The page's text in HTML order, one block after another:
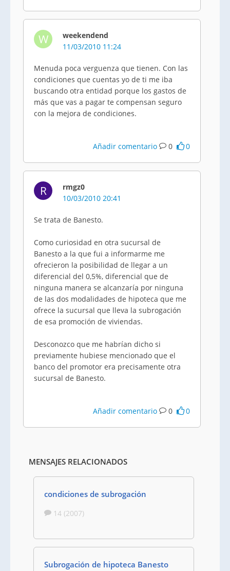
W
weekendend
11/03/2010 11:24
Menuda poca verguenza que tienen. Con las
condiciones que cuentas yo de ti me iba
buscando otra entidad porque los gastos de
más que vas a pagar te compensan seguro
con la mejora de condiciones.
Añadir comentario 0 0
R
rmgz0
10/03/2010 20:41
Se trata de Banesto.
Como curiosidad en otra sucursal de
Banesto a la que fui a informarme me
ofrecieron la posibilidad de llegar a un
diferencial del 0,5%, diferencial que de
ninguna manera se alcanzaría por ninguna
de las dos modalidades de hipoteca que me
ofrece la sucursal que lleva la subrogación
de esa promoción de viviendas.
Desconozco que me habrían dicho si
previamente hubiese mencionado que el
banco del promotor era precisamente otra
sucursal de Banesto.
Añadir comentario 0 0
MENSAJES RELACIONADOS
condiciones de subrogación
14 (2007)
Subrogación de hipoteca Banesto